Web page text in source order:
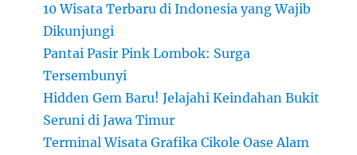
10 Wisata Terbaru di Indonesia yang Wajib
Dikunjungi
Pantai Pasir Pink Lombok: Surga
Tersembunyi
Hidden Gem Baru! Jelajahi Keindahan Bukit
Seruni di Jawa Timur
Terminal Wisata Grafika Cikole Oase Alam